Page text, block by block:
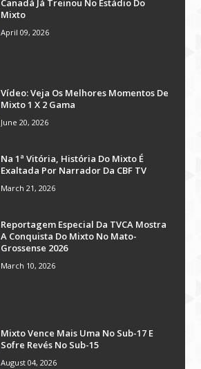
Canadá Já Treinou No Estádio Do
Mixto
April 09, 2026
Vídeo: Veja Os Melhores Momentos De
Mixto 1 X 2 Gama
June 20, 2026
Na 1ª Vitória, História Do Mixto É
Exaltada Por Narrador Da CBF TV
March 21, 2026
Reportagem Especial Da TVCA Mostra
A Conquista Do Mixto No Mato-
Grossense 2026
March 10, 2026
Mixto Vence Mais Uma No Sub-17 E
Sofre Revés No Sub-15
August 04, 2026